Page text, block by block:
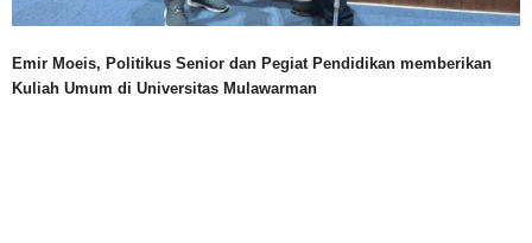
Emir Moeis, Politikus Senior dan Pegiat Pendidikan memberikan
Kuliah Umum di Universitas Mulawarman